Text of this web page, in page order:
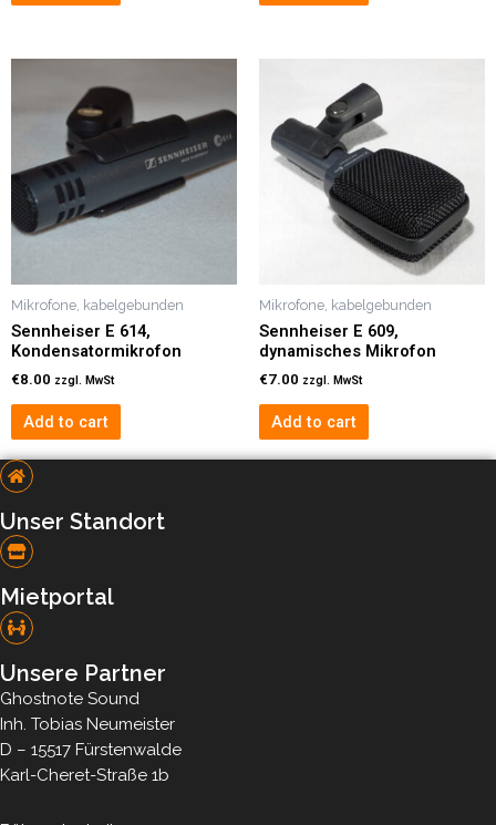
Mikrofone, kabelgebunden
Sennheiser E 614,
Kondensatormikrofon
€8.00 zzgl. MwSt
Add to cart
Mikrofone, kabelgebunden
Sennheiser E 609,
dynamisches Mikrofon
€7.00 zzgl. MwSt
Add to cart
Unser Standort​
Mietportal
Unsere Partner
Ghostnote Sound
Inh. Tobias Neumeister
D – 15517 Fürstenwalde
Karl-Cheret-Straße 1b